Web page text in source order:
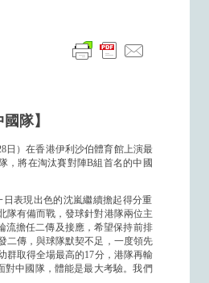
隊】
日）在香港伊利沙伯體育館上演最
，將在淘汰賽對陣B組首名的中國
日表現出色的沈嵐繼續擔起得分重
隊有備而戰，發球針對港隊兩位主
流擔任二傳及接應，希望保持前排
二傳，與球隊默契不足， 一度領先
群取得全場最高的17分，港隊再輸
中國隊， 體能是最大考驗。我們